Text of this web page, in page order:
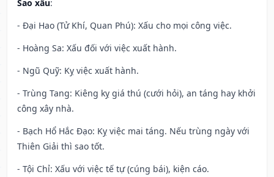
Sao xấu:
- Đại Hao (Tử Khí, Quan Phú): Xấu cho mọi công việc.
- Hoàng Sa: Xấu đối với việc xuất hành.
- Ngũ Quỹ: Kỵ việc xuất hành.
- Trùng Tang: Kiêng kỵ giá thú (cưới hỏi), an táng hay khởi
công xây nhà.
- Bạch Hổ Hắc Đạo: Kỵ việc mai táng. Nếu trùng ngày với
Thiên Giải thì sao tốt.
- Tội Chỉ: Xấu với việc tế tự (cúng bái), kiện cáo.